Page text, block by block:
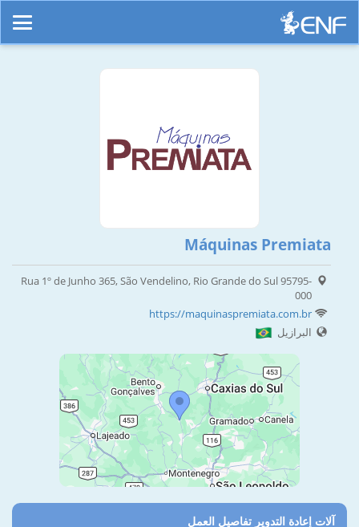
Máquinas Premiata
Rua 1º de Junho 365, São Vendelino, Rio Grande do Sul 95795-
000
https://maquinaspremiata.com.br
البرازيل
آلات إعادة التدوير تفاصيل العمل